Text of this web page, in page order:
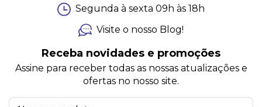
Segunda à sexta 09h às 18h
Visite o nosso Blog!
Receba novidades e promoções
Assine para receber todas as nossas atualizações e
ofertas no nosso site.